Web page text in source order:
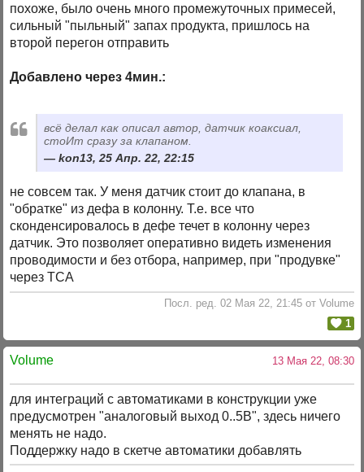
похоже, было очень много промежуточных примесей,
сильный "пыльный" запах продукта, пришлось на
второй перегон отправить
Добавлено через 4мин.:
всё делал как описал автор, датчик коаксиал,
стоИт сразу за клапаном.
kon13, 25 Апр. 22, 22:15
не совсем так. У меня датчик стоит до клапана, в
"обратке" из дефа в колонну. Т.е. все что
сконденсировалось в дефе течет в колонну через
датчик. Это позволяет оперативно видеть изменения
проводимости и без отбора, например, при "продувке"
через ТСА
Посл. ред. 02 Мая 22, 21:45 от Volume
1
Volume 13 Мая 22, 08:30
для интеграций с автоматиками в конструкции уже
предусмотрен "аналоговый выход 0..5В", здесь ничего
менять не надо.
Поддержку надо в скетче автоматики добавлять